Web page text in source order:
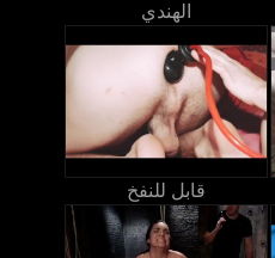
الهندي
قابل للنفخ